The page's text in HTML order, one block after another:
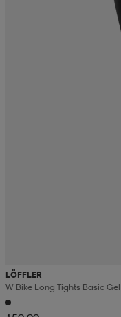
LÖFFLER
W Bike Long Tights Basic Gel